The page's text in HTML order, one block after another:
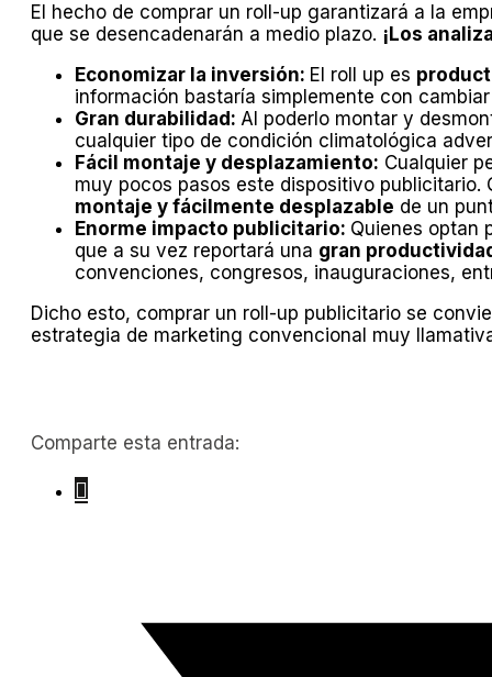
El hecho de comprar un roll-up garantizará a la
que se desencadenarán a medio plazo. ¡Los
Economizar la inversión: El roll up es
información bastaría simplemente con
Gran durabilidad: Al poderlo montar y
cualquier tipo de condición climatológica
Fácil montaje y desplazamiento: Cualquier
muy pocos pasos este dispositivo
montaje y fácilmente desplazable de un
Enorme impacto publicitario: Quienes optan
que a su vez reportará una gran
convenciones, congresos, inauguraciones,
Dicho esto, comprar un roll-up publicitario se
estrategia de marketing convencional muy
Comparte esta entrada: